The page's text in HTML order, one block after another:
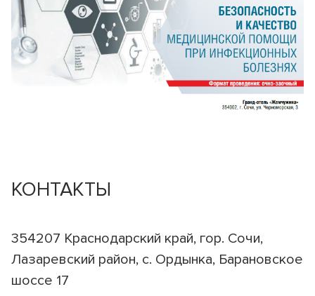
КОНТАКТЫ
354207 Краснодарский край, гор. Сочи,
Лазаревский район, с. Ордынка, Барановское
шоссе 17